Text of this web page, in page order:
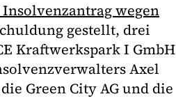
Insolvenzantrag wegen
gestellt, drei
Kraftwerkspark I GmbH
Axel
Green City AG und die